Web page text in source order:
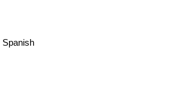
Spanish